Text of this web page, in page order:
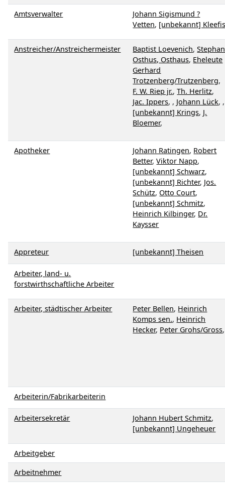
Amtsverwalter
Johann Sigismund ?
Vetten, [unbekannt]
Anstreicher/Anstreichermeister Baptist Loevenich,Stephan
Osthus, Osthaus, Eheleute
Gerhard
Trotzenberg/Trutzenberg,
F. W. Riep jr.,Th. Herlitz,
Jac. Ippers, , Johann Lück, ,
[unbekannt] Krings, J.
Bloemer,
Apotheker Johann Ratingen, Robert
Better,Viktor Napp,
[unbekannt] Schwarz,
[unbekannt] Richter, Jos.
Schütz, Otto Court,
[unbekannt] Schmitz,
Heinrich Kilbinger, Dr.
Kaysser
Appreteur [unbekannt] Theisen
Arbeiter, land- u.
forstwirthschaftliche Arbeiter
Arbeiter, städtischer Arbeiter Peter Bellen, Heinrich
Komps sen., Heinrich
Hecker, Peter Grohs/Gross,
Arbeiterin/Fabrikarbeiterin
Arbeitersekretär Johann Hubert Schmitz,
[unbekannt] Ungeheuer
Arbeitgeber
Arbeitnehmer